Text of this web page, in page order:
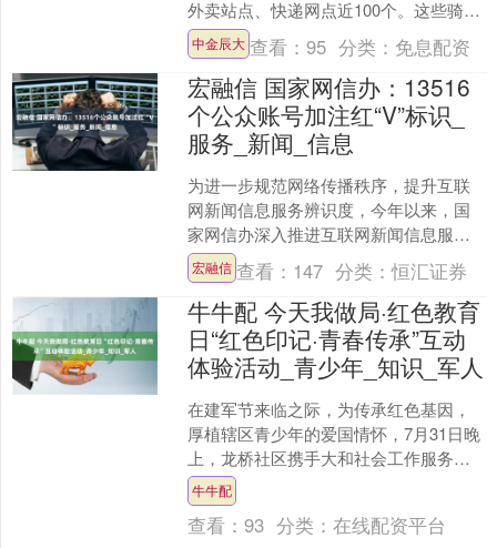
外卖站点、快递网点近100个。这些骑手
天天跑遍大街小巷，如何把这支新生力
量从辛勤的“送....
中金辰大 查看：95 分类： 免息配资
宏融信 国家网信办：13516
个公众账号加注红“V”标识_
服务_新闻_信息
为进一步规范网络传播秩序，提升互联
网新闻信息服务辨识度，今年以来，国
家网信办深入推进互联网新闻信息服
务“持证亮牌”工程，部署指导地方网信办
提升审批质效，督促腾讯....
宏融信 查看： 147 分类：恒汇证券
牛牛配 今天我做局·红色教育
日“红色印记·青春传承”互动
体验活动_青少年_知识_军人
在建军节来临之际，为传承红色基因，
厚植辖区青少年的爱国情怀，7月31日晚
上，龙桥社区携手大和社会工作服务中
心于龙桥集市开展了“红色印记·青春传
承”互动体验活动，....
牛牛配
查看：93 分类：在线配资平台